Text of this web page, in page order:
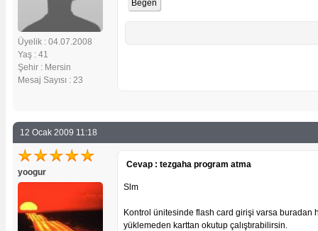
Üyelik : 04.07.2008
Yaş : 41
Şehir : Mersin
Mesaj Sayısı : 23
12 Ocak 2009 11:18
yoogur
Cevap : tezgaha program atma
Slm
Kontrol ünitesinde flash card girişi varsa buradan
yüklemeden karttan okutup çalıştırabilirsin.